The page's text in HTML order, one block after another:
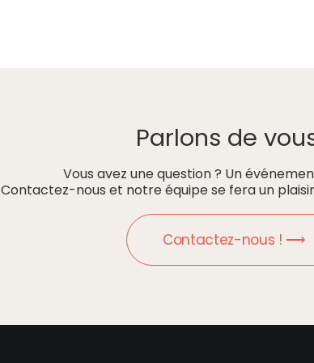
Parlons de
Vous avez une question ? Un
Contactez-nous et notre équipe se fera un
Contactez-nous ! ⟶